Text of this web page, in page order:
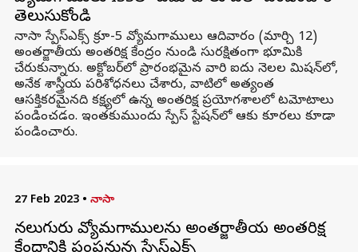
తెలుసుకోండి
నాసా స్పేస్‌ఎక్స్ క్రూ-5 వ్యోమగాములు ఆదివారం (మార్చి 12)
అంతర్జాతీయ అంతరిక్ష కేంద్రం నుండి సురక్షితంగా భూమికి
చేరుకున్నారు. అక్టోబర్‌లో ప్రారంభమైన వారి ఐదు నెలల మిషన్‌లో,
అనేక శాస్త్రీయ పరిశోధనలు చేశారు, వాటిలో అత్యంత
ఆసక్తికరమైనది కక్ష్యలో ఉన్న అంతరిక్ష ప్రయోగశాలలో టమోటాలు
పండించడం. ఇంతకుముందు స్పేస్ స్టేషన్‌లో ఆకు కూరలు కూడా
పండించారు.
27 Feb 2023 • నాసా
నలుగురు వ్యోమగాములను అంతర్జాతీయ అంతరిక్ష